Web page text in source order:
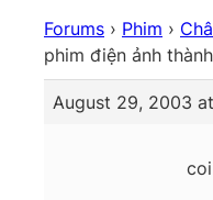
Forums › Phim ›
phim điện ảnh
August 29, 2003